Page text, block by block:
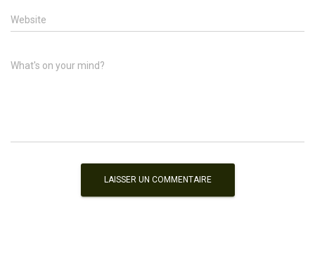
Website
What's on your mind?